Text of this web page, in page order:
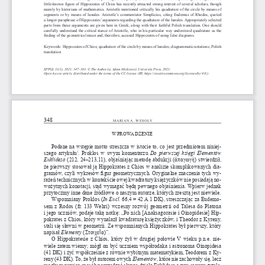
SPPGL 31(1), 2021: 347–363. © The Author(s), Adam Mickiewicz University Press, 2021.
Open Access article, distributed under the terms of the CC licence (BY, https://creativecommons.org/licenses/by/4.0/).
little-known figure of Hippocrates of Chios has recently attracted strong interest of several scholars, though
mainly by historians of mathematics. Aristotle mentioned critically his quadrature of the circle by means of
segments or by means of lunules. Aristotle’s commentator Simplicius, citing Eudemus of Rhodos, quoted
a  longer paraphrase of Hippocrates’ arguments regarding the quadrature of the lunules. Appropriately selected
parts from these arguments are given here in Greek, along with their faithful Polish translation. One should
carefully understand the critical stance of Aristotle, who in his particular way understood quadrature as the
finding of the geometrical mean and, therefore, accused Hippocrates of using false diagrams.
Keywords: Hippocrates of Chios; quadrature of the circle by means of lunules; diagrammatic notations; Polish
translation
348 MARIAN A. WESOŁY
WPROWADZENIE
Podane na wstępie motto streszcza w istocie to, co jest przedmiotem niniej-
szego artykułu 1 . Proklos w swym komentarzu Do pierwszej księgi Elementów
Euklidesa (212, 24–213,11), objaśniając metodę abdukcji (ἀπαγωγή) stwierdził,
że pierwszy stosował ją Hippokrates z Chios w analizie skomplikowanych dia-
gramów, czyli wykresów figur geometrycznych. Oryginalne znaczenia tych wy-
rażeń technicznych w kontekście owej kwadratury księżyczków nie posiadają no-
wożytnych konotacji, stąd wymagać będą pewnego objaśnienia. Wpierw jednak
przytoczmy inne dane źródłowe o naszym autorze, których zresztą jest niewiele.
Wspomniany Proklos (In Eucl. 66,4 = 42 A 1 DK), streszczając za Eudemo-
sem z Rodos (fr. 133 Wehri) wczesny rozwój geometrii od Talesa do Platona
i  jego uczniów, podaje taką notkę: „Po nich [Anaksagorasie i Oinopidesie] Hip-
pokrates z Chios, który wynalazł kwadraturę księżyczków, i Theodor z Kyreny,
stali się sławni w geometrii. Ze wspomnianych Hippokrates był pierwszy, który
napisał Elementy (Στοιχεῖα)”.
O Hippokratesie z Chios, który żył w drugiej połowie V wieku p.n.e. nie-
wiele zatem wiemy; mógł on być uczniem współrodaka i astronoma Oinopidesa
(41   DK) i żyć współcześnie z równie wybitnym matematykiem, Teodorem z
Ky-
reny (43 DK). To, że był autorem owych Elementów, które nie zachowały się, lecz